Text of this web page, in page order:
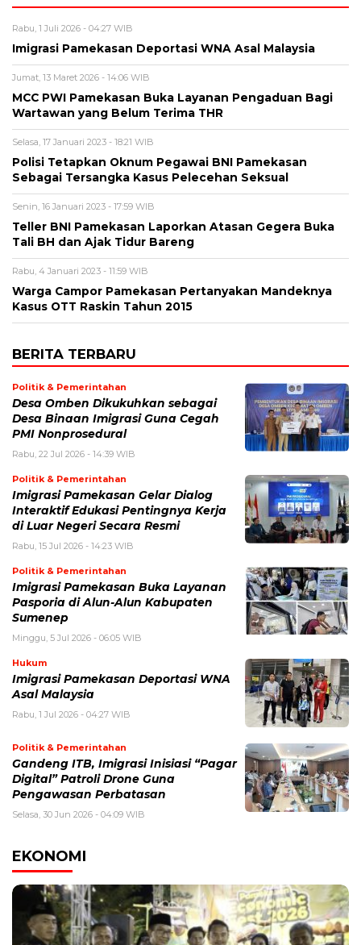
Rabu, 1 Juli 2026 - 04:27 WIB
Imigrasi Pamekasan Deportasi WNA Asal Malaysia
Jumat, 13 Maret 2026 - 14:06 WIB
MCC PWI Pamekasan Buka Layanan Pengaduan Bagi
Wartawan yang Belum Terima THR
Selasa, 17 Januari 2023 - 18:21 WIB
Polisi Tetapkan Oknum Pegawai BNI Pamekasan
Sebagai Tersangka Kasus Pelecehan Seksual
Senin, 16 Januari 2023 - 17:59 WIB
Teller BNI Pamekasan Laporkan Atasan Gegera Buka
Tali BH dan Ajak Tidur Bareng
Rabu, 4 Januari 2023 - 11:59 WIB
Warga Campor Pamekasan Pertanyakan Mandeknya
Kasus OTT Raskin Tahun 2015
BERITA TERBARU
Politik & Pemerintahan
Desa Omben Dikukuhkan sebagai
Desa Binaan Imigrasi Guna Cegah
PMI Nonprosedural
Rabu, 22 Jul 2026 - 14:39 WIB
Politik & Pemerintahan
Imigrasi Pamekasan Gelar Dialog
Interaktif Edukasi Pentingnya Kerja
di Luar Negeri Secara Resmi
Rabu, 15 Jul 2026 - 14:23 WIB
Politik & Pemerintahan
Imigrasi Pamekasan Buka Layanan
Pasporia di Alun-Alun Kabupaten
Sumenep
Minggu, 5 Jul 2026 - 06:05 WIB
Hukum
Imigrasi Pamekasan Deportasi WNA
Asal Malaysia
Rabu, 1 Jul 2026 - 04:27 WIB
Politik & Pemerintahan
Gandeng ITB, Imigrasi Inisiasi “Pagar
Digital” Patroli Drone Guna
Pengawasan Perbatasan
Selasa, 30 Jun 2026 - 04:09 WIB
EKONOMI